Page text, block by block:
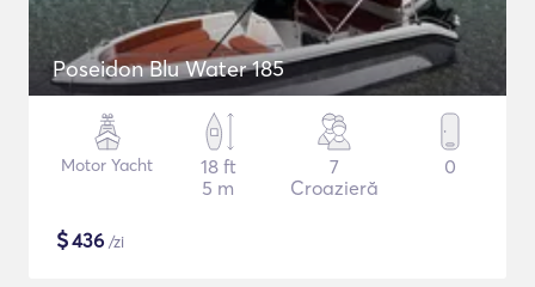
Poseidon Blu Water 185
Motor Yacht
18 ft
5 m
7
Croazieră
0
$436 /zi